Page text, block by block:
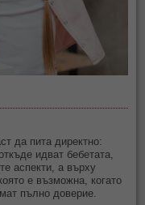
да пита директно:
идват бебетата,
аспекти, а върху
е възможна, когато
пълно доверие.